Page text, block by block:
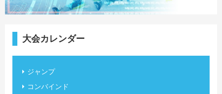
大会カレンダー
ジャンプ
コンバインド